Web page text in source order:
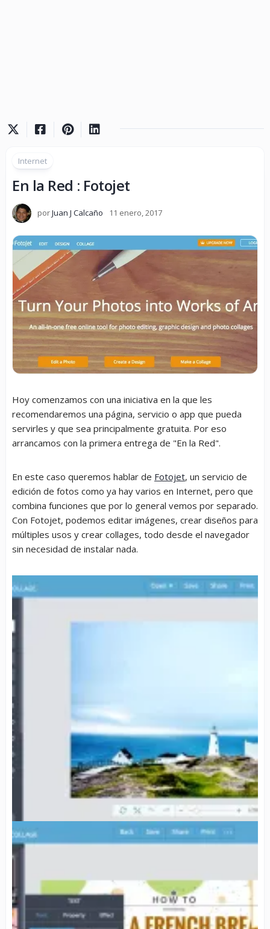
Internet
En la Red : Fotojet
porJuan J Calcaño 11 enero, 2017
Hoy comenzamos con una iniciativa en la que les
recomendaremos una página, servicio o app que pueda
servirles y que sea principalmente gratuita. Por eso
arrancamos con la primera entrega de "En la Red".
En este caso queremos hablar de Fotojet, un servicio de
edición de fotos como ya hay varios en Internet, pero que
combina funciones que por lo general vemos por separado.
Con Fotojet, podemos editar imágenes, crear diseños para
múltiples usos y crear collages, todo desde el navegador
sin necesidad de instalar nada.